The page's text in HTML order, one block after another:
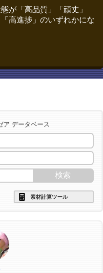
<wait.2>
<wait.2>
が「高品質」「頑丈」
高進捗」のいずれかにな
ア データベース
素材計算ツール